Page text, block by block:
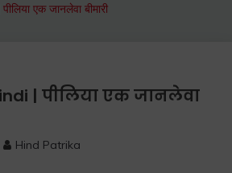
एक जानलेवा बीमारी
| पीलिया एक जानलेवा
Hind Patrika